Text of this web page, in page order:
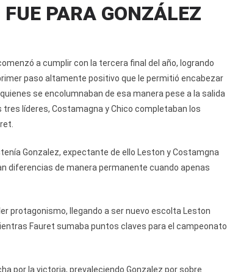
PARA GONZÁLEZ
a cumplir con la tercera final del año, logrando
paso altamente positivo que le permitió encabezar
se encolumnaban de esa manera pese a la salida
líderes, Costamagna y Chico completaban los
Gonzalez, expectante de ello Leston y Costamgna
diferencias de manera permanente cuando apenas
protagonismo, llegando a ser nuevo escolta Leston
Fauret sumaba puntos claves para el campeonato
por la victoria, prevaleciendo Gonzalez por sobre